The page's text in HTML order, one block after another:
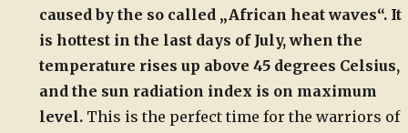
caused by the so called „African heat waves“. It
is hottest in the last days of July, when the
temperature rises up above 45 degrees Celsius,
and the sun radiation index is on maximum
level.This is the perfect time for the warriors of